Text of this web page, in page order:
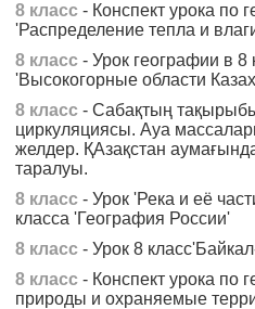
8 класс - Конспект урока по
'Распределение тепла и
8 класс - Урок географии в 8
'Высокогорные области
8 класс - Сабақтың
циркуляциясы. Ауа
желдер. ҚАзақстан
таралуы.
8 класс - Урок 'Река и её
класса 'География России'
8 класс - Урок 8
8 класс - Конспект урока по
природы и охраняемые